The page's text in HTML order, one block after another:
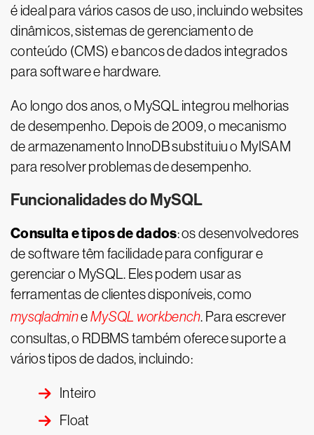
é ideal para vários casos de uso, incluindo websites
dinâmicos, sistemas de gerenciamento de
conteúdo (CMS) e bancos de dados integrados
para software e hardware.
Ao longo dos anos, o MySQL integrou melhorias
de desempenho. Depois de 2009, o mecanismo
de armazenamento InnoDB substituiu o MyISAM
para resolver problemas de desempenho.
Funcionalidades do MySQL
Consulta e tipos de dados: os desenvolvedores
de software têm facilidade para configurar e
gerenciar o MySQL. Eles podem usar as
ferramentas de clientes disponíveis, como
mysqladmineMySQL workbench. Para escrever
consultas, o RDBMS também oferece suporte a
vários tipos de dados, incluindo:
Inteiro
Float